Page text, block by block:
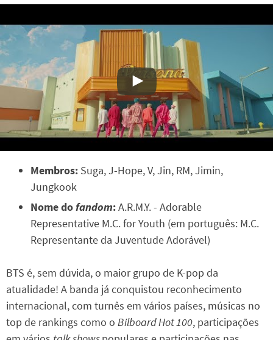
Membros: Suga, J-Hope, V, Jin, RM, Jimin,
Jungkook
Nome do fandom:A.R.M.Y. - Adorable
Representative M.C. for Youth (em português: M.C.
Representante da Juventude Adorável)
BTS é, sem dúvida, o maior grupo de K-pop da
atualidade! A banda já conquistou reconhecimento
internacional, com turnês em vários países, músicas no
top de rankings como o Bilboard Hot 100, participações